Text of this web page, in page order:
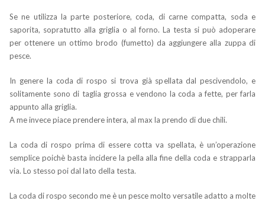
Se ne utilizza la parte posteriore, coda, di carne compatta, soda e
saporita, sopratutto alla griglia o al forno. La testa si può adoperare
per ottenere un ottimo brodo (fumetto) da aggiungere alla zuppa di
pesce.
In genere la coda di rospo si trova già spellata dal pescivendolo, e
solitamente sono di taglia grossa e vendono la coda a fette, per farla
appunto alla griglia.
A me invece piace prendere intera, al max la prendo di due chili.
La coda di rospo prima di essere cotta va spellata, è un’operazione
semplice poichè basta incidere la pella alla fine della coda e strapparla
via. Lo stesso poi dal lato della testa.
La coda di rospo secondo me è un pesce molto versatile adatto a molte